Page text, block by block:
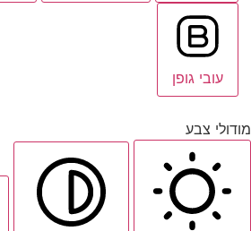
עובי גופן
מודולי צבע